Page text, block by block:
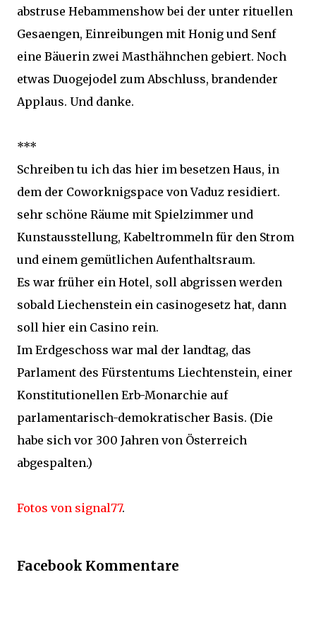
abstruse Hebammenshow bei der unter rituellen
Gesaengen, Einreibungen mit Honig und Senf
eine Bäuerin zwei Masthähnchen gebiert. Noch
etwas Duogejodel zum Abschluss, brandender
Applaus. Und danke.
***
Schreiben tu ich das hier im besetzen Haus, in
dem der Coworknigspace von Vaduz residiert.
sehr schöne Räume mit Spielzimmer und
Kunstausstellung, Kabeltrommeln für den Strom
und einem gemütlichen Aufenthaltsraum.
Es war früher ein Hotel, soll abgrissen werden
sobald Liechenstein ein casinogesetz hat, dann
soll hier ein Casino rein.
Im Erdgeschoss war mal der landtag, das
Parlament des Fürstentums Liechtenstein, einer
Konstitutionellen Erb-Monarchie auf
parlamentarisch-demokratischer Basis. (Die
habe sich vor 300 Jahren von Österreich
abgespalten.)
Fotos von signal77.
Facebook Kommentare